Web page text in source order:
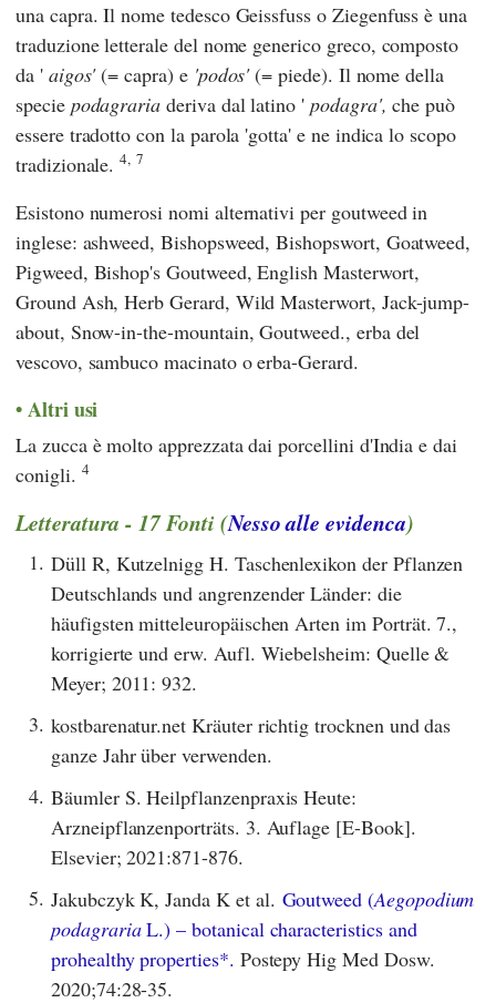
una capra. Il nome tedesco Geissfuss o Ziegenfuss è una
traduzione letterale del nome generico greco, composto
da ' aigos'(= capra) e 'podos'(= piede). Il nome della
specie podagraria deriva dal latino ' podagra', che può
essere tradotto con la parola 'gotta' e ne indica lo scopo
tradizionale.4, 7
Esistono numerosi nomi alternativi per goutweed in
inglese: ashweed, Bishopsweed, Bishopswort, Goatweed,
Pigweed, Bishop's Goutweed, English Masterwort,
Ground Ash, Herb Gerard, Wild Masterwort, Jack-jump-
about, Snow-in-the-mountain, Goutweed., erba del
vescovo, sambuco macinato o erba-Gerard.
Altri usi
La zucca è molto apprezzata dai porcellini d'India e dai
conigli. 4
Letteratura - 17 Fonti (Nesso alle evidenca)
1. Düll R, Kutzelnigg H. Taschenlexikon der Pflanzen
Deutschlands und angrenzender Länder: die
häufigsten mitteleuropäischen Arten im Porträt. 7.,
korrigierte und erw. Aufl. Wiebelsheim: Quelle &
Meyer; 2011: 932.
3. kostbarenatur.net Kräuter richtig trocknen und das
ganze Jahr über verwenden.
4. Bäumler S. Heilpflanzenpraxis Heute:
Arzneipflanzenporträts. 3. Auflage [E-Book].
Elsevier; 2021:871-876.
5. Jakubczyk K, Janda K et al. Goutweed (Aegopodium
podagrariaL.) – botanical characteristics and
prohealthy properties*. Postepy Hig Med Dosw.
2020;74:28-35.